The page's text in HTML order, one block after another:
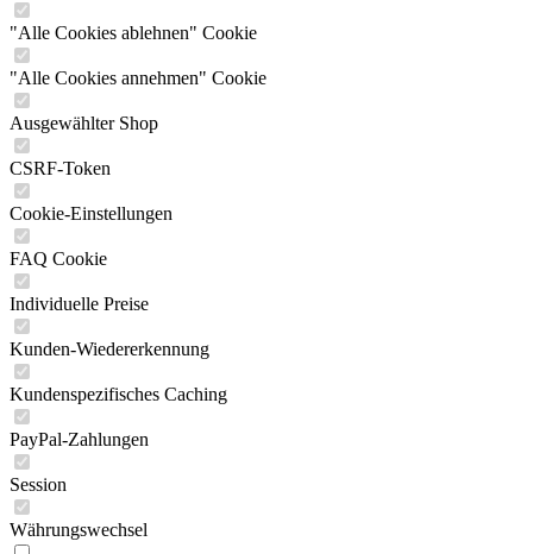
"Alle Cookies ablehnen" Cookie
"Alle Cookies annehmen" Cookie
Ausgewählter Shop
CSRF-Token
Cookie-Einstellungen
FAQ Cookie
Individuelle Preise
Kunden-Wiedererkennung
Kundenspezifisches Caching
PayPal-Zahlungen
Session
Währungswechsel